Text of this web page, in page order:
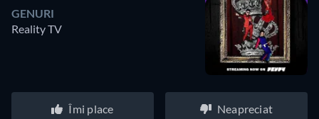
GENURI
Reality TV
Îmi place Neapreciat